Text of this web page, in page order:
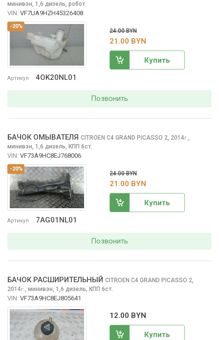
-20%
Артикул 4OK20NL01
минивэн, 1,6 дизель, робот
VIN: VF7UA9HZH45326408
24.00 BYN
21.00 BYN
Купить
Позвонить
-20%
Артикул 7AG01NL01
БАЧОК ОМЫВАТЕЛЯ CITROEN C4 GRAND PICASSO 2, 2014г.,
минивэн, 1,6 дизель, КПП 6ст.
VIN: VF73A9HC8EJ768006
24.00 BYN
21.00 BYN
Купить
Позвонить
БАЧОК РАСШИРИТЕЛЬНЫЙ CITROEN C4 GRAND PICASSO 2,
2014г., минивэн, 1,6 дизель, КПП 6ст.
VIN: VF73A9HC8EJ805641
12.00 BYN
Купить